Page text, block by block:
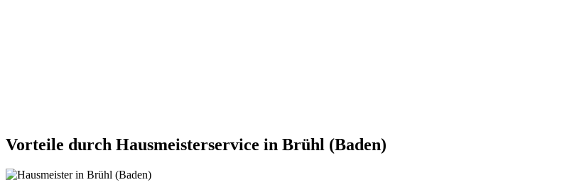
Vorteile durch Hausmeisterservice in Brühl (Baden)